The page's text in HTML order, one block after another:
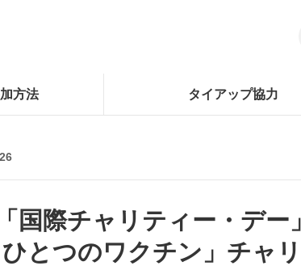
方法 タイアップ協力
国際チャリティー・デー」
ひとつのワクチン」チャ